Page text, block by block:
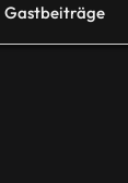
Gastbeiträge